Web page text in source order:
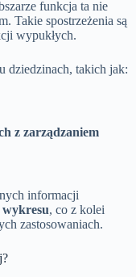
funkcja ta nie
Takie spostrzeżenia są
wypukłych.
dziedzinach, takich jak:
z zarządzaniem
informacji
, co z kolei
zastosowaniach.